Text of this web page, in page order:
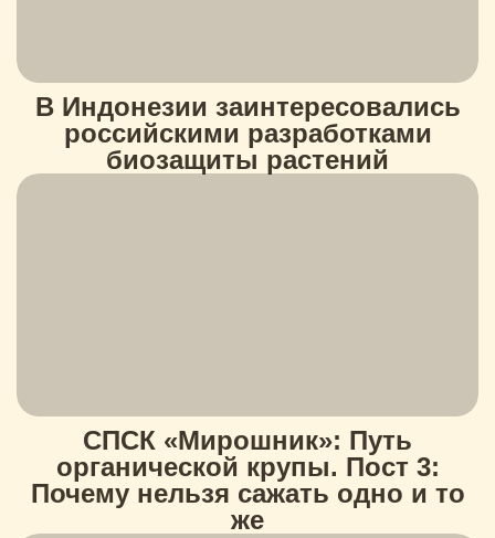
В Индонезии заинтересовались
российскими разработками
биозащиты растений
СПСК «Мирошник»: Путь
органической крупы. Пост 3:
Почему нельзя сажать одно и то
же